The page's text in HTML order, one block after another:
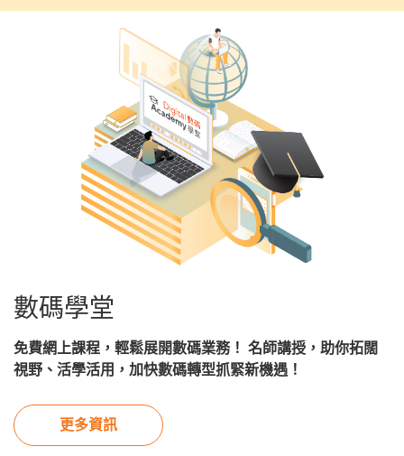
數碼學堂
免費網上課程，輕鬆展開數碼業務！ 名師講授，助你拓闊
視野、活學活用，加快數碼轉型抓緊新機遇！
更多資訊